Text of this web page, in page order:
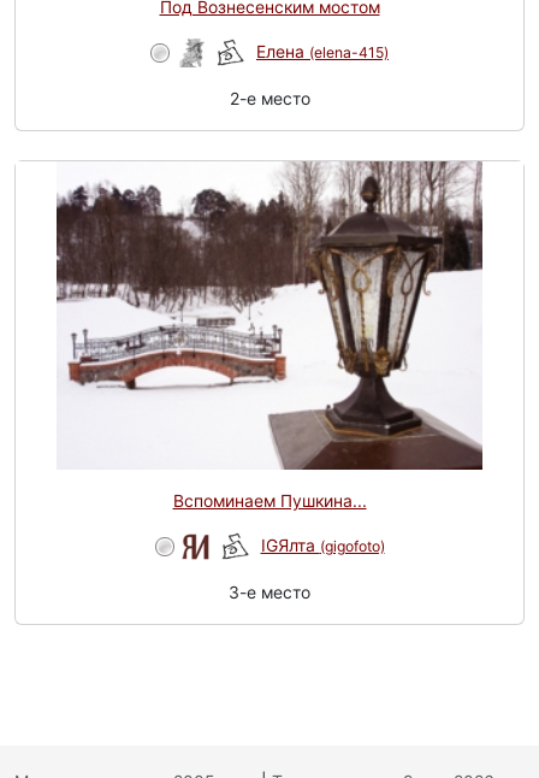
Под Вознесенским мостом
Елена (elena-415)
2-e место
Вспоминаем Пушкина...
IGЯлта (gigofoto)
3-e место